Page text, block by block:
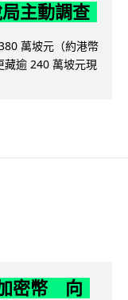
主動調查
萬坡元（約港幣
藏逾 240 萬坡元現
密幣 向